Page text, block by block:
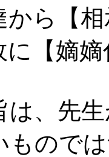
から【
に【嫡
は、先
もので